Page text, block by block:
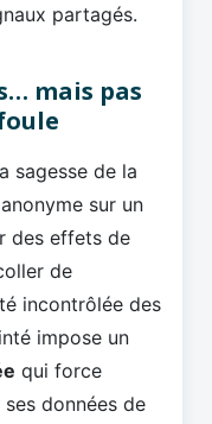
partagés.
mais pas
sagesse de la
sur un
des effets de
de
incontrôlée des
impose un
qui force
données de